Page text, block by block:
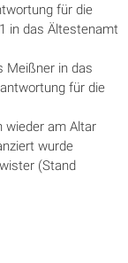
für die
in das Ältestenamt
Meißner in das
für die
wieder am Altar
wurde
(Stand